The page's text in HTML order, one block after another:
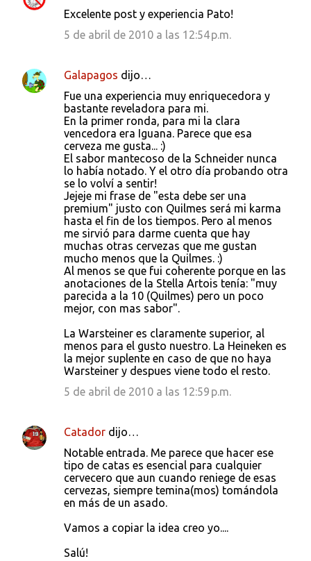
n
Excelente post y experiencia Pato!
5 de abril de 2010 a las 12:54 p.m.
Galapagos dijo…
Fue una experiencia muy enriquecedora y
bastante reveladora para mi.
En la primer ronda, para mi la clara
vencedora era Iguana. Parece que esa
cerveza me gusta... :)
El sabor mantecoso de la Schneider nunca
lo había notado. Y el otro día probando otra
se lo volví a sentir!
Jejeje mi frase de "esta debe ser una
premium" justo con Quilmes será mi karma
hasta el fin de los tiempos. Pero al menos
me sirvió para darme cuenta que hay
muchas otras cervezas que me gustan
mucho menos que la Quilmes. :)
Al menos se que fui coherente porque en las
anotaciones de la Stella Artois tenía: "muy
parecida a la 10 (Quilmes) pero un poco
mejor, con mas sabor".
La Warsteiner es claramente superior, al
menos para el gusto nuestro. La Heineken es
la mejor suplente en caso de que no haya
Warsteiner y despues viene todo el resto.
5 de abril de 2010 a las 12:59 p.m.
Catador dijo…
Notable entrada. Me parece que hacer ese
tipo de catas es esencial para cualquier
cervecero que aun cuando reniege de esas
cervezas, siempre temina(mos) tomándola
en más de un asado.
Vamos a copiar la idea creo yo....
Salú!